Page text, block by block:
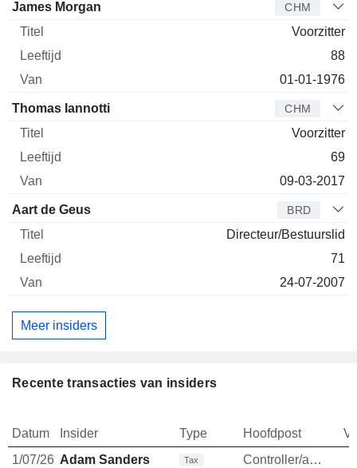
Bestuurder Titel
James Morgan CHM
Voorzitter
88
01-01-1976
Thomas Iannotti CHM
Voorzitter
69
09-03-2017
Aart de Geus BRD
Directeur/Bestuurslid
71
24-07-2007
Meer insiders
Recente transacties van insiders
Datum Insider Type Hoofdpost
1/07/26 Adam Sanders Tax
Controller/auditor